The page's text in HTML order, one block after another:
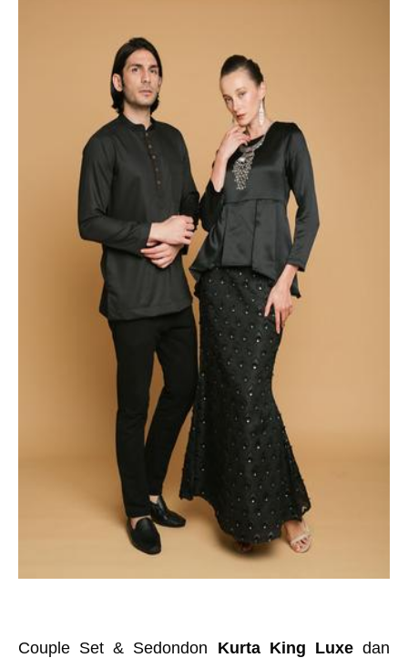
Couple Set & Sedondon Kurta King Luxedan